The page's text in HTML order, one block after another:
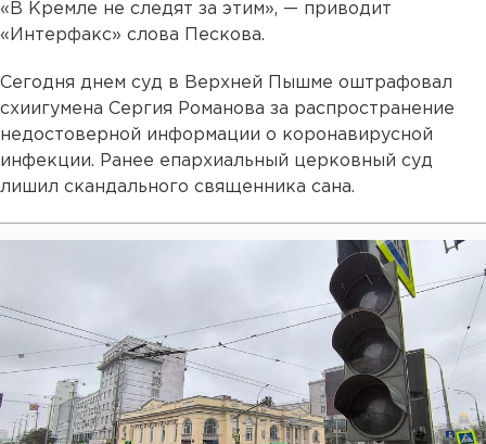
«В Кремле не следят за этим», — приводит
«Интерфакс» слова Пескова.
Сегодня днем суд в Верхней Пышме оштрафовал
схиигумена Сергия Романова за распространение
недостоверной информации о коронавирусной
инфекции. Ранее епархиальный церковный суд
лишил скандального священника сана.